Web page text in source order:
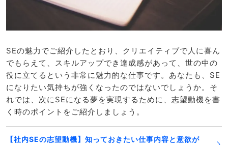
SEの魅力でご紹介したとおり、クリエイティブで人に喜ん
でもらえて、スキルアップでき達成感があって、世の中の
役に立てるという非常に魅力的な仕事です。あなたも、SE
になりたい気持ちが強くなったのではないでしょうか。そ
れでは、次にSEになる夢を実現するために、志望動機を書
く時のポイントをご紹介しましょう。
【社内SEの志望動機】知っておきたい仕事内容と意欲が